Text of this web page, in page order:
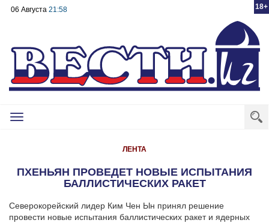
18+
06 Августа 21:58
Toggle
ЛЕНТА
ПХЕНЬЯН ПРОВЕДЕТ НОВЫЕ ИСПЫТАНИЯ
БАЛЛИСТИЧЕСКИХ РАКЕТ
Северокорейский лидер Ким Чен Ын принял решение
провести новые испытания баллистических ракет и ядерных